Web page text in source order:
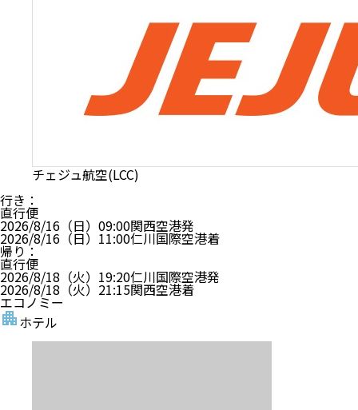
チェジュ航空(LCC)
行き ：
直行便
2026/8/16（日） 09:00関西空港発
2026/8/16（日） 11:00仁川国際空港着
帰り ：
直行便
2026/8/18（火） 19:20仁川国際空港発
2026/8/18（火） 21:15関西空港着
エコノミー
ホテル